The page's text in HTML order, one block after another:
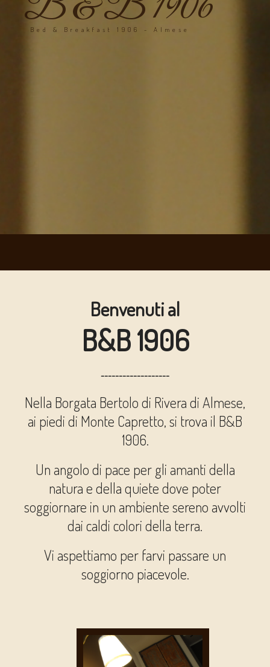
Bed & Breakfast 1906 - Almese
Benvenuti al
B&B 1906
-------------------
Nella Borgata Bertolo di Rivera di Almese,
ai piedi di Monte Capretto, si trova il B&B
1906.
Un angolo di pace per gli amanti della
natura e della quiete dove poter
soggiornare in un ambiente sereno avvolti
dai caldi colori della terra.
Vi aspettiamo per farvi passare un
soggiorno piacevole.